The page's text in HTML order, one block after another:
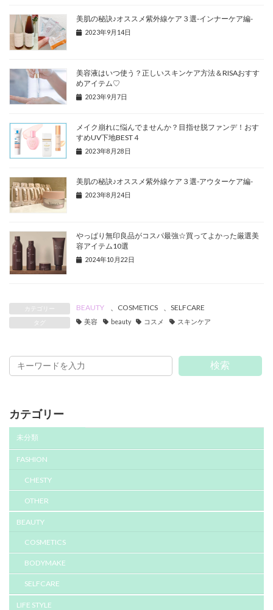
美肌の秘訣♪オススメ紫外線ケア３選-インナーケア編-
2023年9月14日
美容液はいつ使う？正しいスキンケア方法＆RISAおすす
めアイテム♡
2023年9月7日
メイク崩れに悩んでませんか？目指せ脱ファンデ！おす
すめUV下地BEST４
2023年8月28日
美肌の秘訣♪オススメ紫外線ケア３選-アウターケア編-
2023年8月24日
やっぱり無印良品がコスパ最強☆買ってよかった厳選美
容アイテム10選
2024年10月22日
カテゴリー BEAUTY COSMETICS 、SELFCARE
タグ 美容 beauty コスメ スキンケア
検索
カテゴリー
未分類
FASHION
CHESTY
OTHER
BEAUTY
COSMETICS
BODYMAKE
SELFCARE
LIFE STYLE